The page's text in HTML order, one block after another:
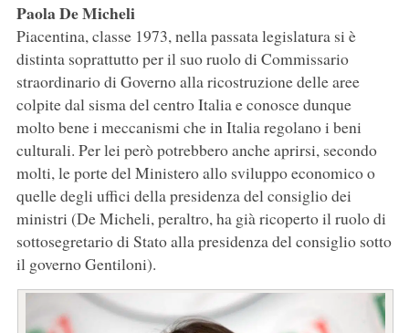
Paola De Micheli
Piacentina, classe 1973, nella passata legislatura si è
distinta soprattutto per il suo ruolo di Commissario
straordinario di Governo alla ricostruzione delle aree
colpite dal sisma del centro Italia e conosce dunque
molto bene i meccanismi che in Italia regolano i beni
culturali. Per lei però potrebbero anche aprirsi, secondo
molti, le porte del Ministero allo sviluppo economico o
quelle degli uffici della presidenza del consiglio dei
ministri (De Micheli, peraltro, ha già ricoperto il ruolo di
sottosegretario di Stato alla presidenza del consiglio sotto
il governo Gentiloni).